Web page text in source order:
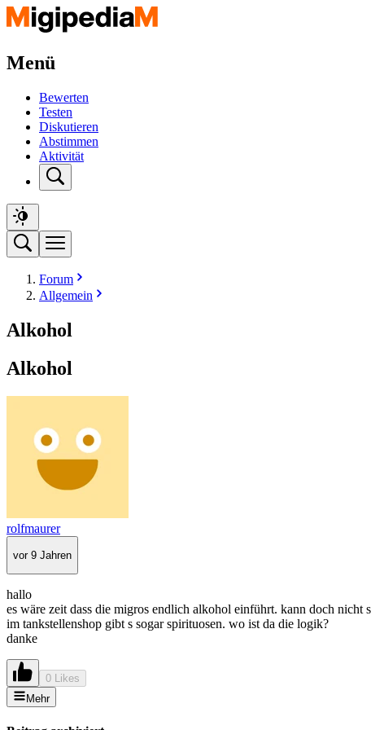
Menü
Bewerten
Testen
Diskutieren
Abstimmen
Aktivität
Forum
Allgemein
Alkohol
Alkohol
rolfmaurer
vor 9 Jahren
hallo
es wäre zeit dass die migros endlich alkohol einführt. kann doch nicht
im tankstellenshop gibt s sogar spirituosen. wo ist da die logik?
danke
0 Likes
Mehr